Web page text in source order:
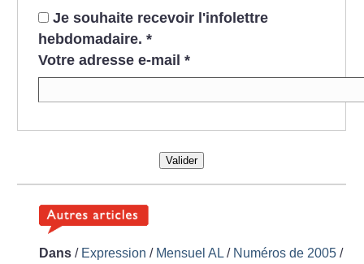
Je souhaite recevoir l'infolettre
hebdomadaire. *
Votre adresse e-mail *
Valider
Dans / Expression / Mensuel AL / Numéros de 2005 /